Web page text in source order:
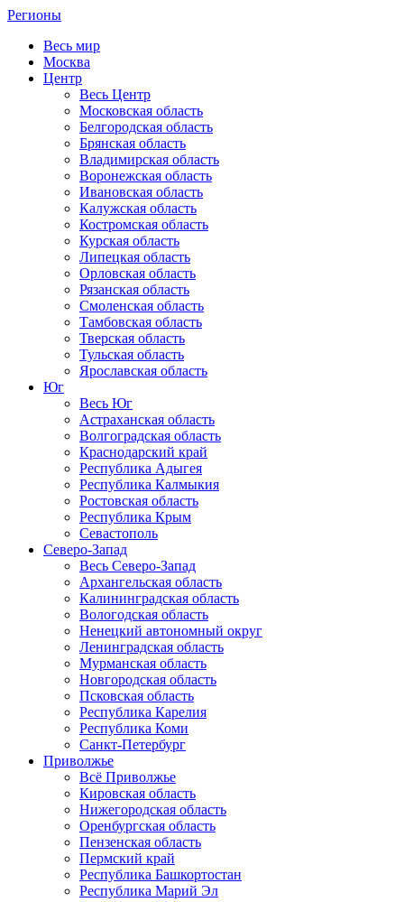
Регионы
Весь мир
Москва
Центр
Весь Центр
Московская область
Белгородская область
Брянская область
Владимирская область
Воронежская область
Ивановская область
Калужская область
Костромская область
Курская область
Липецкая область
Орловская область
Рязанская область
Смоленская область
Тамбовская область
Тверская область
Тульская область
Ярославская область
Юг
Весь Юг
Астраханская область
Волгоградская область
Краснодарский край
Республика Адыгея
Республика Калмыкия
Ростовская область
Республика Крым
Севастополь
Северо-Запад
Весь Северо-Запад
Архангельская область
Калининградская область
Вологодская область
Ненецкий автономный округ
Ленинградская область
Мурманская область
Новгородская область
Псковская область
Республика Карелия
Республика Коми
Санкт-Петербург
Приволжье
Всё Приволжье
Кировская область
Нижегородская область
Оренбургская область
Пензенская область
Пермский край
Республика Башкортостан
Республика Марий Эл